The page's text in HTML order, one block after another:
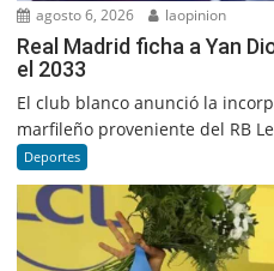
agosto 6, 2026 laopinion
Real Madrid ficha a Yan
el 2033
El club blanco anunció la
marfileño proveniente del RB
Deportes